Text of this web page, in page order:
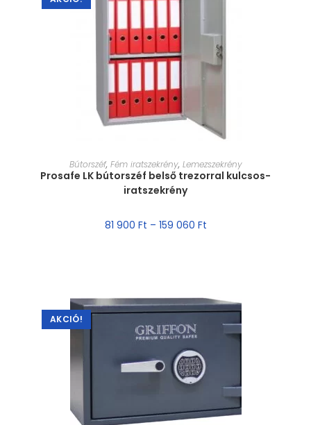
MÉRET VÁLASZTÁSA
Bútorszéf, Fém iratszekrény, Lemezszekrény
Prosafe LK bútorszéf belső trezorral kulcsos-
iratszekrény
81 900 Ft – 159 060 Ft
AKCIÓ!